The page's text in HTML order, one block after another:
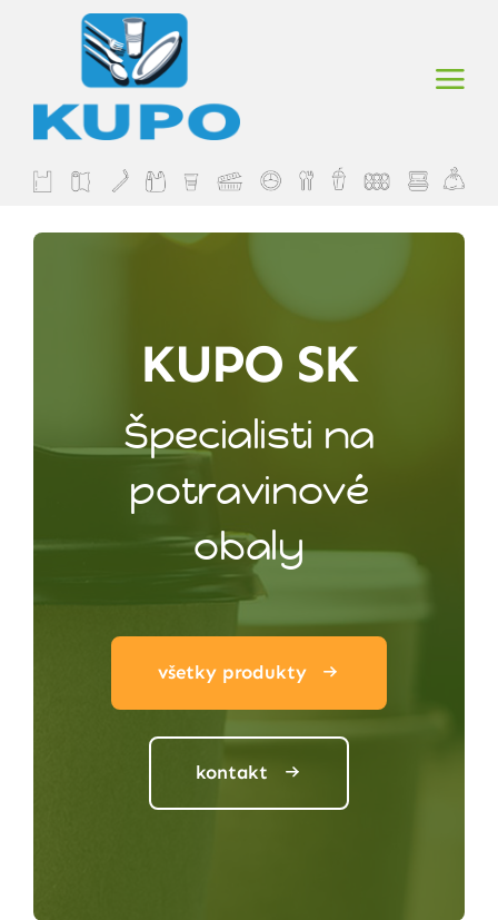
KUPO SK
Špecialisti na
potravinové
obaly
všetky produkty
kontakt